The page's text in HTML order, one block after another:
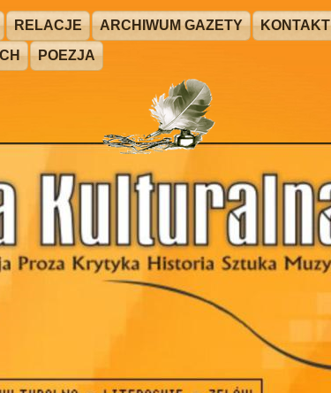
RELACJE ARCHIWUM GAZETY
KONTAKT
POEZJA